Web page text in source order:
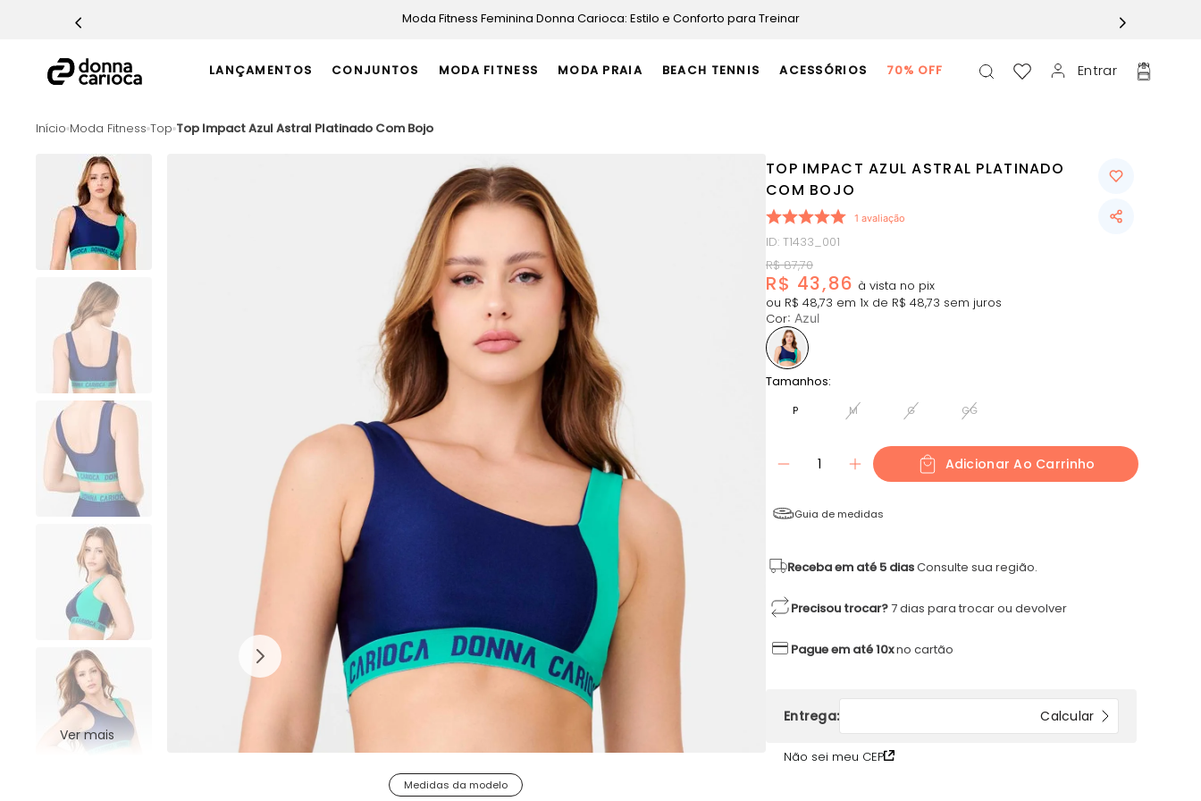
Moda Fitness Feminina Donna Carioca: Estilo e Conforto para Treinar
LANÇAMENTOS CONJUNTOS MODA FITNESS MODA PRAIA BEACH TENNIS ACESSÓRIOS 70% OFF Entrar
Moda Fitness Top Top Impact Azul Astral Platinado Com Bojo
Ver mais
TOP IMPACT AZUL ASTRAL PLATINADO
COM BOJO
1 avaliação
ID: T1433_001
R$ 87,70
R$ 43,86
ou R$ 48,73 em 1x de R$ 48,73 sem juros
Cor: Azul
Tamanhos:
P M G GG
1 Adicionar Ao Carrinho
Guia de medidas
Receba em até 5 diasConsulte sua região.
Precisou trocar?7 dias para trocar ou devolver
Pague em até 10xno cartão
Não sei meu CEP
Medidas da modelo
TERMOS MAIS BUSCADOS
Macacão
Casaco
Epic Vermelho
Conjunto
Macaquinho
Ultimate Rosa
Challenge Azul